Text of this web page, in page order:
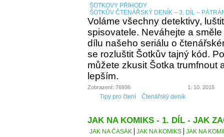
ŠOTKOVY PŘÍHODY
ŠOTKŮV ČTENÁŘSKÝ DENÍK – 3. DÍL –
Voláme všechny detektivy,
spisovatele. Neváhejte a
dílu našeho seriálu o
se rozluštit Šotkův tajný kód.
můžete zkusit Šotka trumfnout
lepším.
Zobrazení: 76936 1. 10. 2015
Tipy pro čtení Čtenářský deník
JAK NA KOMIKS - 1. DÍL - JAK
JAK NA ČASÁK JAK NA KOMIKS JAK NA